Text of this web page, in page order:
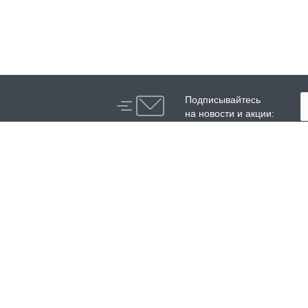
Подписывайтесь
на новости и акции: